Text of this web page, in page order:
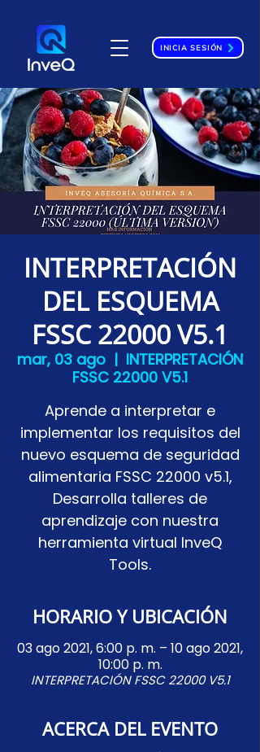
INICIA SESIÓN
INTERPRETACIÓN
DEL ESQUEMA
FSSC 22000 V5.1
mar, 03 ago
  |
INTERPRETACIÓN
FSSC 22000 V5.1
Aprende a interpretar e
implementar los requisitos del
nuevo esquema de seguridad
alimentaria FSSC 22000 v5.1,
Desarrolla talleres de
aprendizaje con nuestra
herramienta virtual InveQ
Tools.
HORARIO Y UBICACIÓN
03 ago 2021, 6:00 p. m. – 10 ago 2021,
10:00 p. m.
INTERPRETACIÓN FSSC 22000 V5.1
ACERCA DEL EVENTO